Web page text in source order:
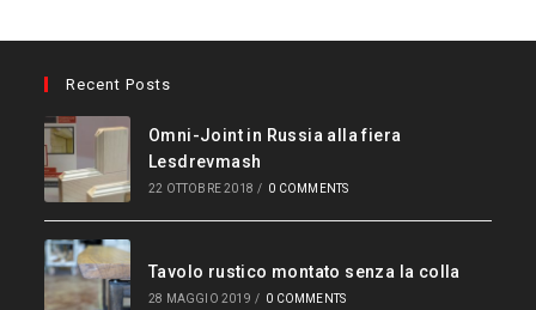
Recent Posts
Omni-Joint in Russia alla fiera
Lesdrevmash
22 OTTOBRE 2018 / 0 COMMENTS
Tavolo rustico montato senza la colla
28 MAGGIO 2019 / 0 COMMENTS